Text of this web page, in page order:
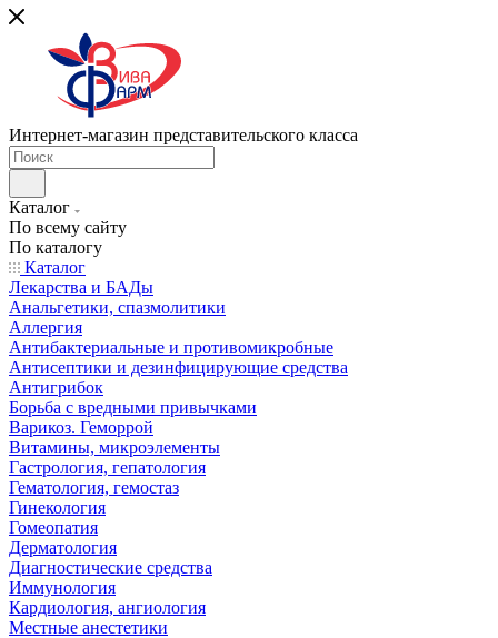
Интернет-магазин представительского класса
Каталог
По всему сайту
По каталогу
Каталог
Лекарства и БАДы
Анальгетики, спазмолитики
Аллергия
Антибактериальные и противомикробные
Антисептики и дезинфицирующие средства
Антигрибок
Борьба с вредными привычками
Варикоз. Геморрой
Витамины, микроэлементы
Гастрология, гепатология
Гематология, гемостаз
Гинекология
Гомеопатия
Дерматология
Диагностические средства
Иммунология
Кардиология, ангиология
Местные анестетики